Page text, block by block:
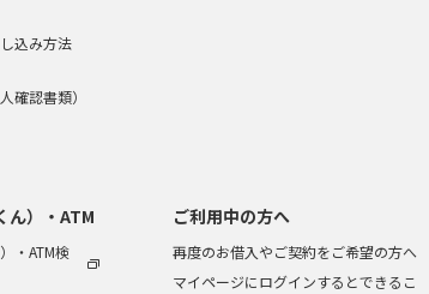
込み方法
確認書類）
ん）・ATM
・ATM検
ご利用中の方へ
再度のお借入やご契約をご希望の方へ
マイページにログインするとできるこ